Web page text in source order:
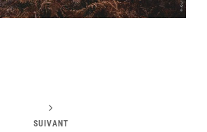
SUIVANT